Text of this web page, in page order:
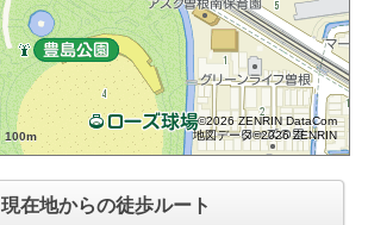
100m
©2026 ZENRIN DataCom
地図データ©2026 ZENRIN
現在地からの徒歩ルート